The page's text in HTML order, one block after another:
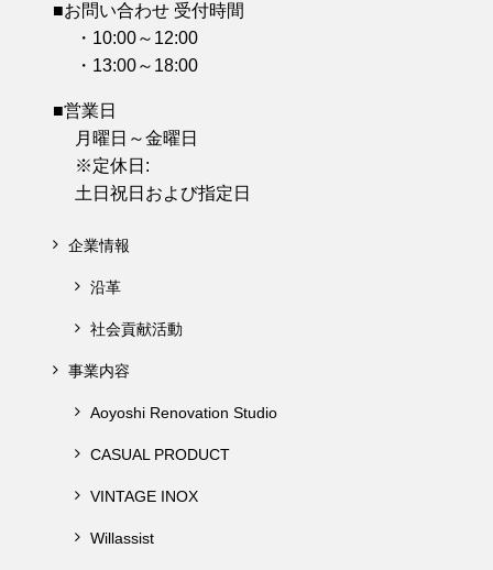
■お問い合わせ 受付時間
・10:00～12:00
・13:00～18:00
■営業日
月曜日～金曜日
※定休日:
土日祝日および指定日
企業情報
沿革
社会貢献活動
事業内容
Aoyoshi Renovation Studio
CASUAL PRODUCT
VINTAGE INOX
Willassist